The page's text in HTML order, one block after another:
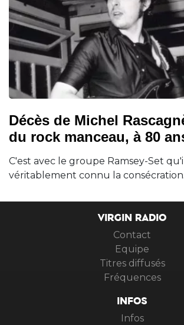
Décès de Michel
du rock manceau, à 80
C'est avec le groupe Ramsey-Set
véritablement connu la consécration.
VIRGIN RADIO
Contact
Equipe
Titres diffusés
Fréquences
INFOS
Infos